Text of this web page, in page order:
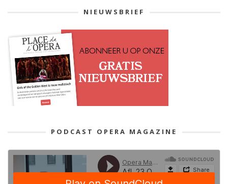
NIEUWSBRIEF
PODCAST OPERA MAGAZINE